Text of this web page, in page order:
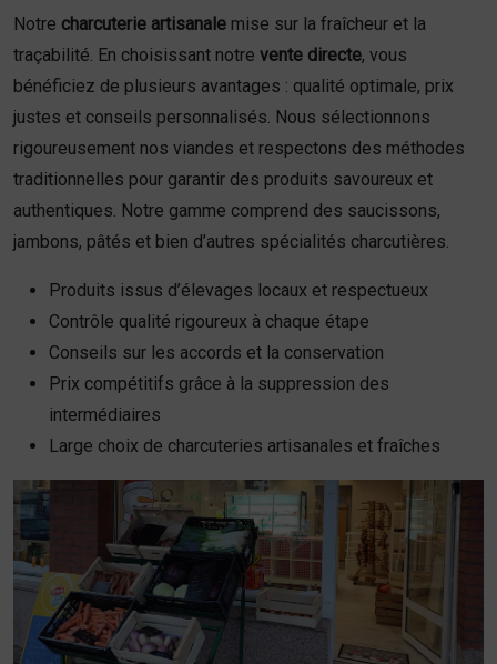
Notre charcuterie artisanale mise sur la fraîcheur et la
traçabilité. En choisissant notre vente directe, vous
bénéficiez de plusieurs avantages : qualité optimale, prix
justes et conseils personnalisés. Nous sélectionnons
rigoureusement nos viandes et respectons des méthodes
traditionnelles pour garantir des produits savoureux et
authentiques. Notre gamme comprend des saucissons,
jambons, pâtés et bien d’autres spécialités charcutières.
Produits issus d’élevages locaux et respectueux
Contrôle qualité rigoureux à chaque étape
Conseils sur les accords et la conservation
Prix compétitifs grâce à la suppression des
intermédiaires
Large choix de charcuteries artisanales et fraîches